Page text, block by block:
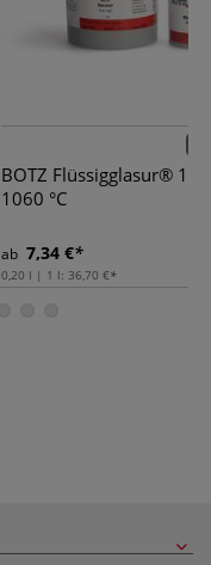
BOTZ Flüssigglasur®
1060 °C
ab 7,34 €
0,20 l | 1 l: 36,70 €